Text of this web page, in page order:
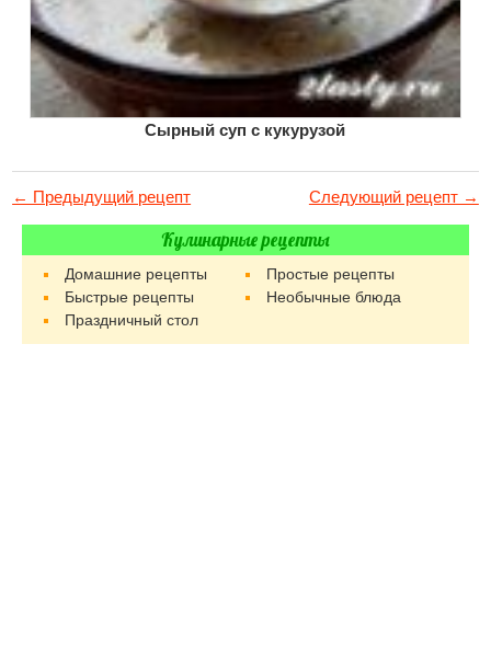
Сырный суп с кукурузой
← Предыдущий рецепт Следующий рецепт →
Кулинарные рецепты
Домашние рецепты
Простые рецепты
Быстрые рецепты
Необычные блюда
Праздничный стол